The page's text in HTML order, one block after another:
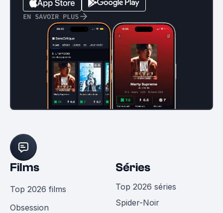
EN SAVOIR PLUS
Films
Top 2026 films
Obsession
Séries
Top 2026 séries
Spider-Noir